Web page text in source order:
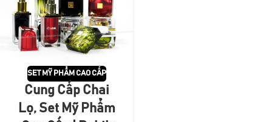
SET MỸ PHẨM CAO CẤP
Cung Cấp Chai
Lọ, Set Mỹ Phẩm